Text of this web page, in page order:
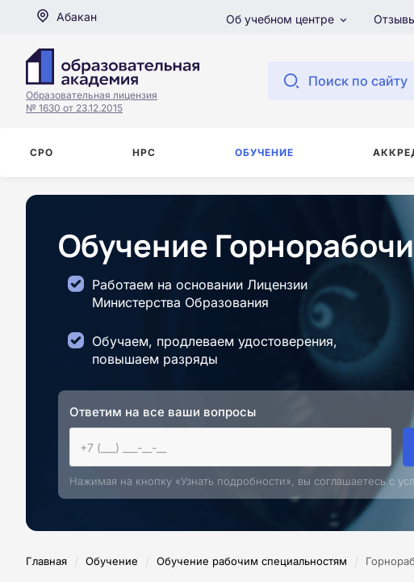
Абакан Об учебном центре
Образовательная лицензия
№ 1630 от 23.12.2015
Поиск по сайту
СРО НРС ОБУЧЕНИЕ
Обучение
Работаем на основании Лицензии
Министерства Образования
Обучаем, продлеваем удостоверения,
повышаем разряды
Ответим на все ваши вопросы
Нажимая на кнопку «Узнать подробности», вы соглашаетесь с
Главная / Обучение / Обучение рабочим специальностям /